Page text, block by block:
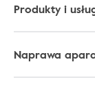
Produkty i
Naprawa